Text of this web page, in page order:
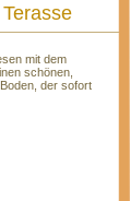
mit dem
schönen,
der sofort